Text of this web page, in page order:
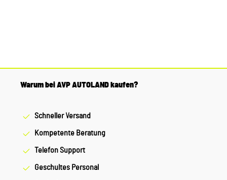
Warum bei AVP AUTOLAND kaufen?
Schneller Versand
Kompetente Beratung
Telefon Support
Geschultes Personal